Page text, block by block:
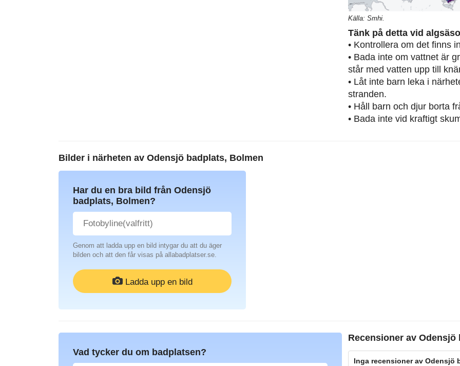
Källa: Smhi.
Tänk på detta vid
• Kontrollera om det finns
• Bada inte om vattnet är
står med vatten upp till
• Låt inte barn leka i
stranden.
• Håll barn och djur borta
• Bada inte vid kraftigt
Bilder i närheten av Odensjö badplats, Bolmen
Har du en bra bild från Odensjö
badplats, Bolmen?
Genom att ladda upp en bild intygar du att du äger
bilden och att den får visas på allabadplatser.se.
Ladda upp en bild
Recensioner av Odensjö
Inga recensioner av Odensjö
Vad tycker du om badplatsen?